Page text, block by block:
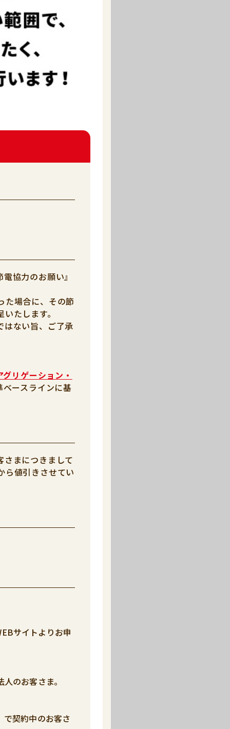
協力のお願い』
た場合に、その節
たします。
はない旨、ご了承
リゲーション・
ースラインに基
さまにつきまして
ら値引きさせてい
サイトよりお申
のお客さま。
契約中のお客さ